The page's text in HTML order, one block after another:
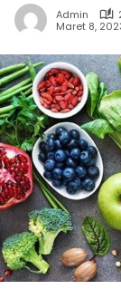
Admin
Maret 8,